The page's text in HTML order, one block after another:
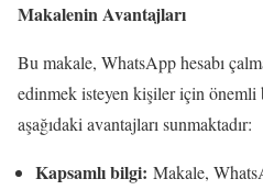
Makalenin Avantajları
Bu makale, WhatsApp hesabı
edinmek isteyen kişiler için önemli
aşağıdaki avantajları sunmaktadır:
Kapsamlı bilgi: Makale,